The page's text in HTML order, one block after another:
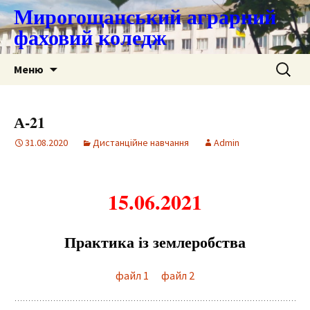
Мирогощанський аграрний
фаховий коледж
Меню Пошук:
А-21
31.08.2020 Дистанційне навчання Admin
15.06.2021
Практика із землеробства
файл 1 файл 2